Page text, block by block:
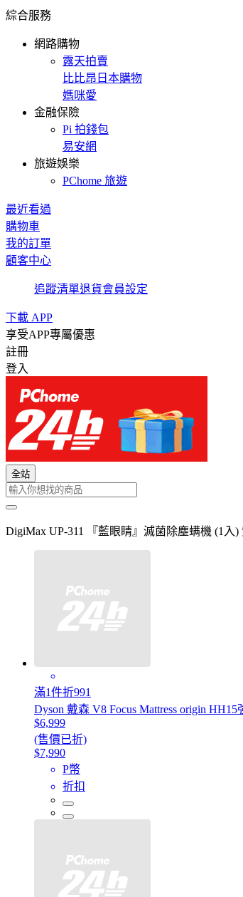
綜合服務
網路購物
露天拍賣
比比昂日本購物
媽咪愛
金融保險
Pi 拍錢包
易安網
旅遊娛樂
PChome 旅遊
最近看過
購物車
我的訂單
顧客中心
追蹤清單退貨會員設定
下載 APP
享受APP專屬優惠
註冊
登入
全站
DigiMax UP-311 『藍眼睛』滅菌除塵螨機 (1
滿1件折991
Dyson 戴森 V8 Focus Mattress origin
$6,999
(售價已折)
$7,990
P幣
折扣